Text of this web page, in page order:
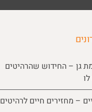
גן – החידוש שהרהיטים
– מחזירים חיים לרהיטים